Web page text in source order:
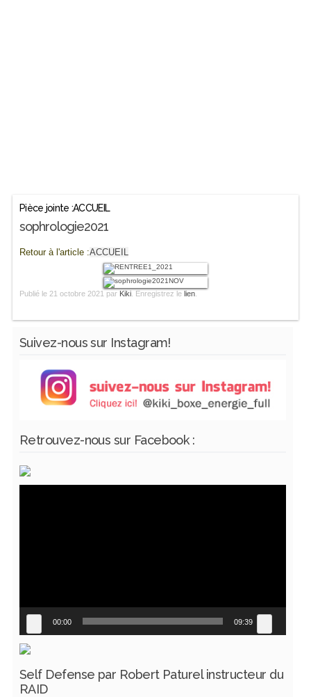
Pièce jointe :ACCUEIL
sophrologie2021
Retour à l'article :ACCUEIL
Publié le 21 octobre 2021 par Kiki. Enregistrez le lien.
Suivez-nous sur Instagram!
Retrouvez-nous sur Facebook :
00:00 09:39
Self Defense par Robert Paturel instructeur du
RAID